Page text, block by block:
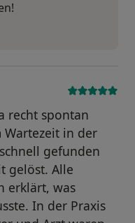
recht spontan
in der
gefunden
gelöst. Alle
erklärt, was
In der Praxis